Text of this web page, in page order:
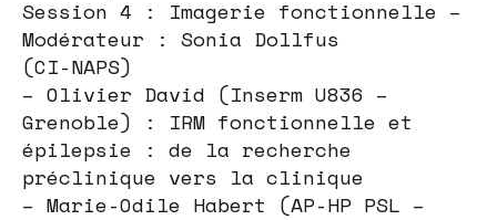
Session 4 : Imagerie fonctionnelle –
Modérateur : Sonia Dollfus
(CI-NAPS)
– Olivier David (Inserm U836 –
Grenoble) : IRM fonctionnelle et
épilepsie : de la recherche
préclinique vers la clinique
– Marie-Odile Habert (AP-HP PSL –